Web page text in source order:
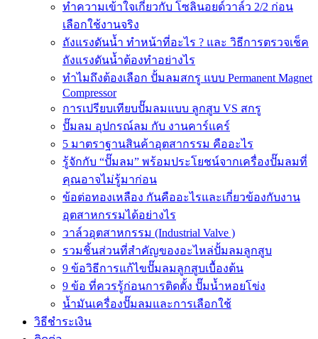
ทำความเข้าใจเกี่ยวกับ โซลินอยด์วาล์ว 2/2 ก่อน
เลือกใช้งานจริง
ถังแรงดันน้ำ ทำหน้าที่อะไร ? และ วิธีการตรวจเช็ค
ถังแรงดันน้ำต้องทำอย่างไร
ทำไมถึงต้องเลือก ปั้มลมสกรู แบบ Permanent Magnet
Compressor
การเปรียบเทียบปั๊มลมแบบ ลูกสูบ VS สกรู
ปั๊มลม อุปกรณ์ลม กับ งานคาร์แคร์
5 มาตราฐานสินค้าอุตสากรรม คืออะไร
รู้จักกับ “ปั๊มลม” พร้อมประโยชน์จากเครื่องปั๊มลมที่
คุณอาจไม่รู้มาก่อน
ข้อต่อทองเหลือง กันคืออะไรและเกี่ยวข้องกับงาน
อุตสาหกรรมได้อย่างไร
วาล์วอุตสาหกรรม (Industrial Valve )
รวมชิ้นส่วนที่สำคัญของอะไหล่ปั้มลมลูกสูบ
9 ข้อวิธีการแก้ไขปั๊มลมลูกสูบเบื้องต้น
9 ข้อ ที่ควรรู้ก่อนการติดตั้ง ปั๊มน้ำหอยโข่ง
น้ำมันเครื่องปั๊มลมและการเลือกใช้
วิธีชำระเงิน